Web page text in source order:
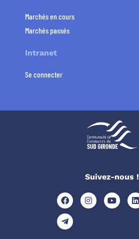
Marchés en cours
Marchés passés
Intranet
Se connecter
Suivez-nous !